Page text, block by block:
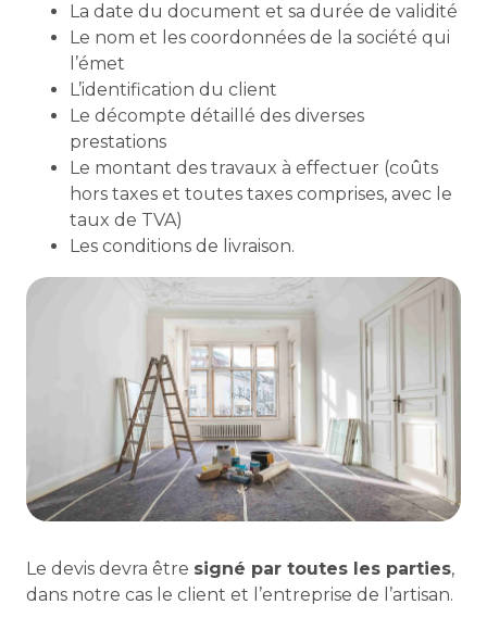
La date du document et sa durée de validité
Le nom et les coordonnées de la société qui
l’émet
L’identification du client
Le décompte détaillé des diverses
prestations
Le montant des travaux à effectuer (coûts
hors taxes et toutes taxes comprises, avec le
taux de TVA)
Les conditions de livraison.
Le devis devra être signé par toutes les parties,
dans notre cas le client et l’entreprise de l’artisan.